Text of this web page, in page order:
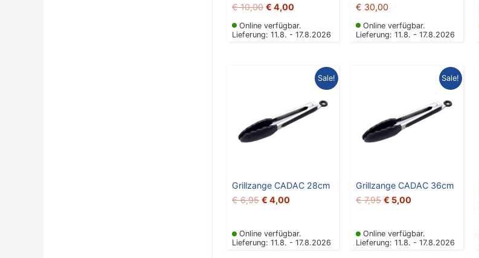
€10,00 € 4,00
Online verfügbar.
Lieferung: 11.8. - 17.8.2026
€ 30,00
Online verfügbar.
Lieferung: 11.8. - 17.8.2026
Sale!
Grillzange CADAC 28cm
€6,95
Ursprünglicher
€ 4,00
Aktueller
€ 4,00.
Online verfügbar.
Lieferung: 11.8. - 17.8.2026
Sale!
Grillzange CADAC 36cm
€7,95
Ursprünglicher
€ 5,00
Aktueller
€ 5,00.
Online verfügbar.
Lieferung: 11.8. - 17.8.2026